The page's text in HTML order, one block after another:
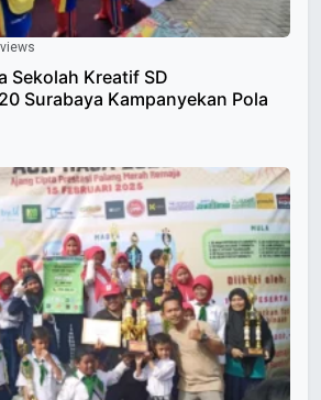
Sekolah Kreatif SD
Surabaya Kampanyekan Pola